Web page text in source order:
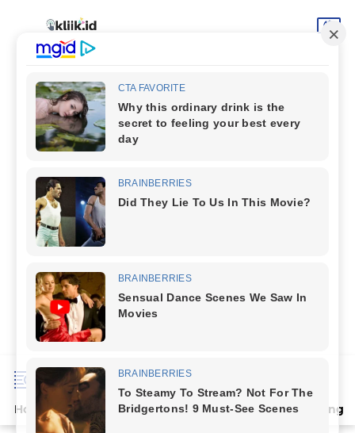
Home Terpopuler Indeks Artikel Deli Serdang